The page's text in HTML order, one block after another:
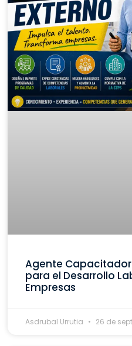
Agente Capacitador
para el Desarrollo
Empresas
Asdrubal Urrutia 26 de